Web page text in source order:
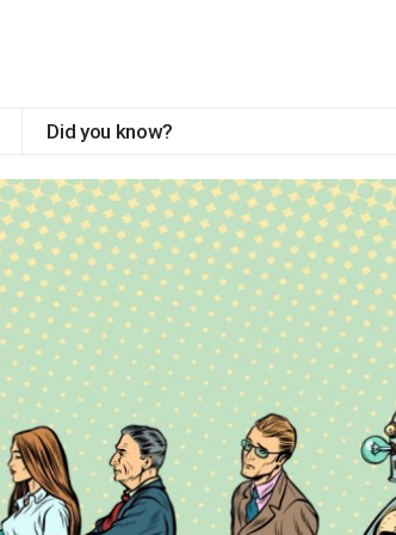
Did you know?